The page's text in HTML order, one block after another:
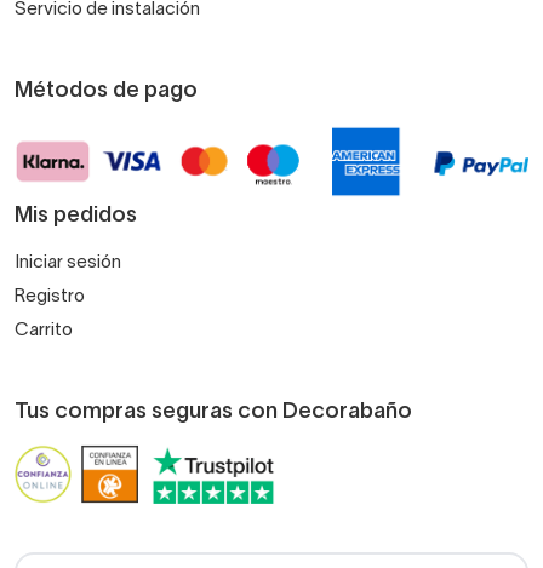
Servicio de instalación
Métodos de pago
Mis pedidos
Iniciar sesión
Registro
Carrito
Tus compras seguras con Decorabaño